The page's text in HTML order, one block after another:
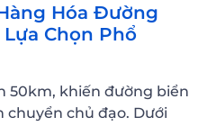
Hóa Đường
Chọn Phổ
50km, khiến đường biển
chủ đạo. Dưới